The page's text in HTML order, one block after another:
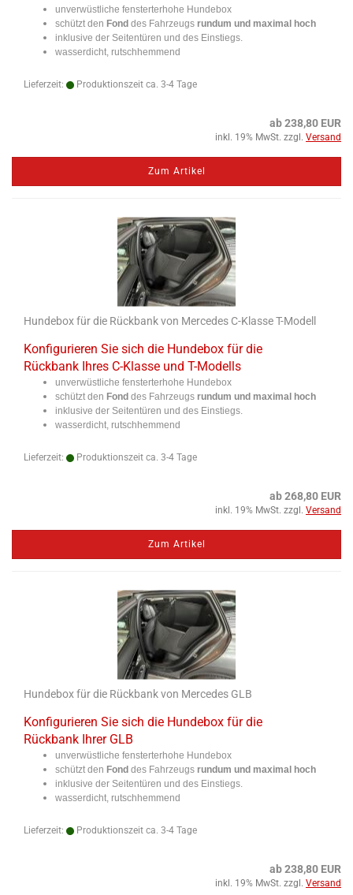
unverwüstliche fensterterhohe Hundebox
schützt den Fond des Fahrzeugs rundum und maximal hoch
inklusive der Seitentüren und des Einstiegs.
wasserdicht, rutschhemmend
Lieferzeit: Produktionszeit ca. 3-4 Tage
ab 238,80 EUR
inkl. 19% MwSt. zzgl. Versand
Zum Artikel
Hundebox für die Rückbank von Mercedes C-Klasse T-Modell
Konfigurieren Sie sich die Hundebox für die
Rückbank Ihres C-Klasse und T-Modells
unverwüstliche fensterterhohe Hundebox
schützt den Fond des Fahrzeugs rundum und maximal hoch
inklusive der Seitentüren und des Einstiegs.
wasserdicht, rutschhemmend
Lieferzeit: Produktionszeit ca. 3-4 Tage
ab 268,80 EUR
inkl. 19% MwSt. zzgl. Versand
Zum Artikel
Hundebox für die Rückbank von Mercedes GLB
Konfigurieren Sie sich die Hundebox für die
Rückbank Ihrer GLB
unverwüstliche fensterterhohe Hundebox
schützt den Fond des Fahrzeugs rundum und maximal hoch
inklusive der Seitentüren und des Einstiegs.
wasserdicht, rutschhemmend
Lieferzeit: Produktionszeit ca. 3-4 Tage
ab 238,80 EUR
inkl. 19% MwSt. zzgl. Versand